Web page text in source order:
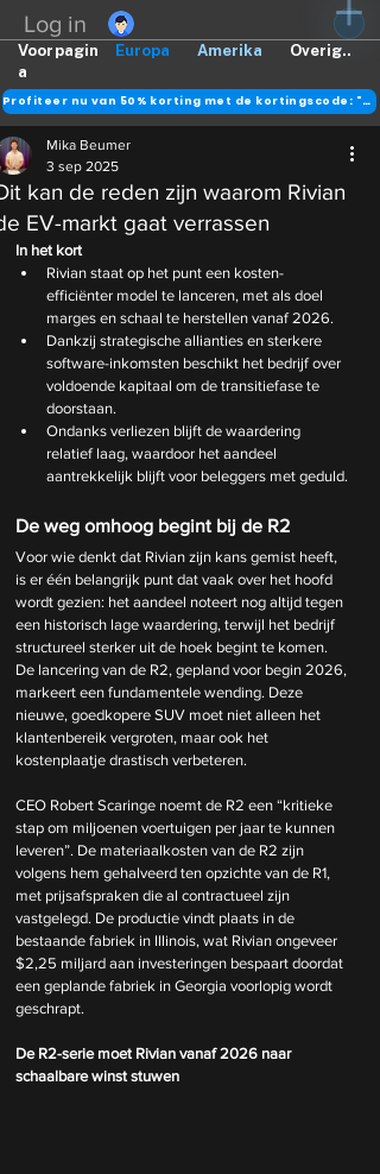
Log in
Europa Amerika Overig..
Voorpagin
a
Profiteer nu van 50% korting met de kortingscode: "DANK"
kan de reden zijn waarom Rivian
EV-markt gaat verrassen
Mika Beumer
3 sep 2025
In het kort
Rivian staat op het punt een kosten-
efficiënter model te lanceren, met als doel
marges en schaal te herstellen vanaf 2026.
Dankzij strategische allianties en sterkere
software-inkomsten beschikt het bedrijf over
voldoende kapitaal om de transitiefase te
doorstaan.
Ondanks verliezen blijft de waardering
relatief laag, waardoor het aandeel
aantrekkelijk blijft voor beleggers met geduld.
De weg omhoog begint bij de R2
Voor wie denkt dat Rivian zijn kans gemist heeft,
is er één belangrijk punt dat vaak over het hoofd
wordt gezien: het aandeel noteert nog altijd tegen
een historisch lage waardering, terwijl het bedrijf
structureel sterker uit de hoek begint te komen.
De lancering van de R2, gepland voor begin 2026,
markeert een fundamentele wending. Deze
nieuwe, goedkopere SUV moet niet alleen het
klantenbereik vergroten, maar ook het
kostenplaatje drastisch verbeteren.
CEO Robert Scaringe noemt de R2 een “kritieke
stap om miljoenen voertuigen per jaar te kunnen
leveren”. De materiaalkosten van de R2 zijn
volgens hem gehalveerd ten opzichte van de R1,
met prijsafspraken die al contractueel zijn
vastgelegd. De productie vindt plaats in de
bestaande fabriek in Illinois, wat Rivian ongeveer
$2,25 miljard aan investeringen bespaart doordat
een geplande fabriek in Georgia voorlopig wordt
geschrapt.
De R2-serie moet Rivian vanaf 2026 naar
schaalbare winst stuwen